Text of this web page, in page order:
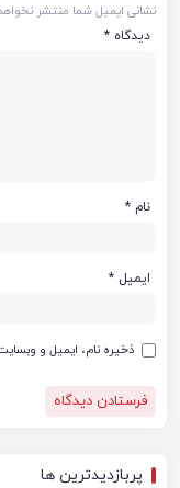
نشانی ایمیل شما منتشر
دیدگاه *
نام *
ایمیل *
ذخیره نام، ایمیل و
پربازدیدترین ها